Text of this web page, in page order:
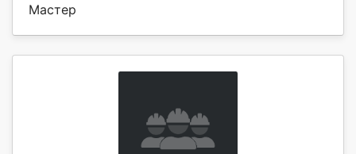
Мастер